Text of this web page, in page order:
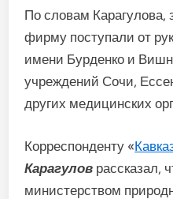
По словам Карагулова,
фирму поступали от
имени Бурденко и
учреждений Сочи,
других медицинских
Корреспонденту «
Карагулов рассказал,
министерством